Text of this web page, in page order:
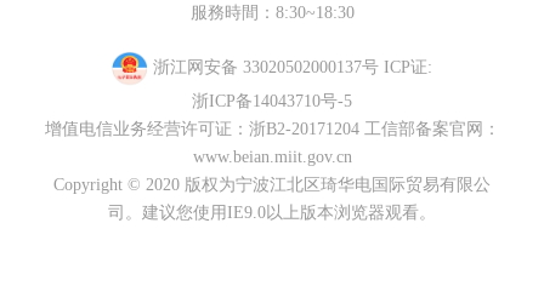
服務時間：8:30~18:30
浙江网安备 33020502000137号 ICP证:
浙ICP备14043710号-5
增值电信业务经营许可证： 浙B2-20171204工信部备案官网：
www.beian.miit.gov.cn
Copyright © 2020 版权为宁波江北区琦华电国际贸易有限公
司。建议您使用IE9.0以上版本浏览器观看。